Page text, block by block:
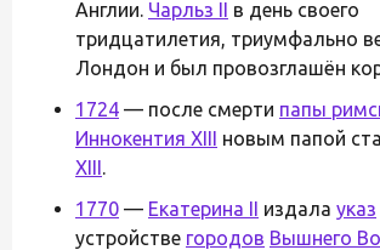
Англии. Чарльз II в день своего
тридцатилетия, триумфально
Лондон и был провозглашён
1724 — после смерти папы
Иннокентия XIII новым папой
XIII.
1770 — Екатерина II издала указ
устройстве городов Вышнего